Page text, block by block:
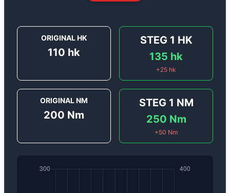
ORIGINAL HK
110 hk
STEG 1 HK
135 hk
+25 hk
ORIGINAL NM
200 Nm
STEG 1 NM
250 Nm
+50 Nm